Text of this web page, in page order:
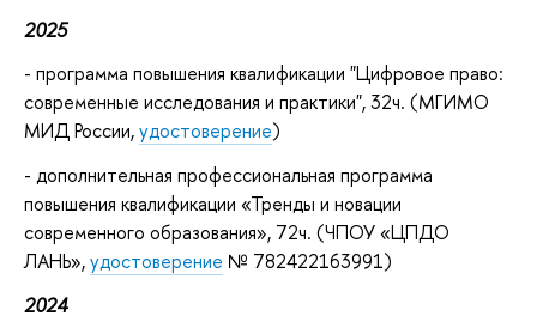
2025
- программа повышения квалификации "Цифровое право:
современные исследования и практики", 32ч. (МГИМО
МИД России,удостоверение)
- дополнительная профессиональная программа
повышения квалификации «Тренды и новации
современного образования», 72ч. (ЧПОУ «ЦПДО
ЛАНЬ»,удостоверение № 782422163991)
2024